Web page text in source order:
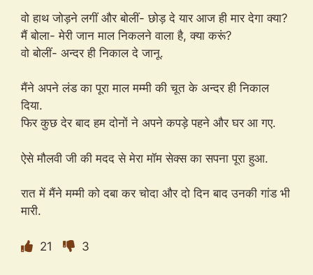
वो हाथ जोड़ने लगीं और बोलीं- छोड़ दे यार आज ही मार देगा क्या?
मैं बोला- मेरी जान माल निकलने वाला है, क्या करूं?
वो बोलीं- अन्दर ही निकाल दे जानू.
मैंने अपने लंड का पूरा माल मम्मी की चूत के अन्दर ही निकाल
दिया.
फिर कुछ देर बाद हम दोनों ने अपने कपड़े पहने और घर आ गए.
ऐसे मौलवी जी की मदद से मेरा मॉम सेक्स का सपना पूरा हुआ.
रात में मैंने मम्मी को दबा कर चोदा और दो दिन बाद उनकी गांड भी
मारी.
21 3